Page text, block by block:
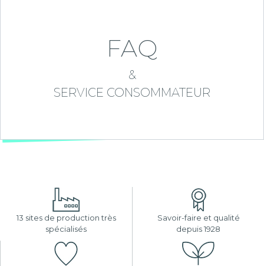
FAQ
&
SERVICE CONSOMMATEUR
13 sites de production très
spécialisés
Savoir-faire et qualité
depuis 1928